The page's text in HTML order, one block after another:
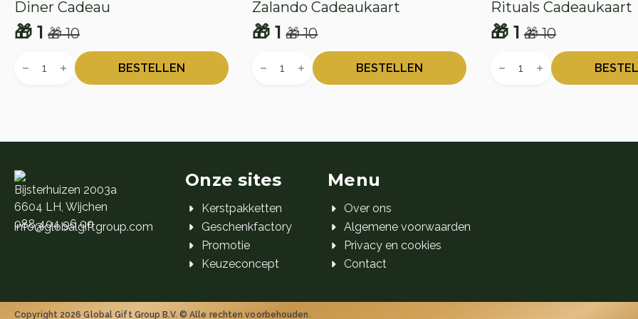
Diner Cadeau
🎁10
Oorspronkelijke
prijs
🎁 1
Huidige
prijs
Cadeau
BESTELLEN
Zalando Cadeaukaart
🎁10
Oorspronkelijke
prijs
🎁 1
Huidige
prijs
Cadeaukaart
BESTELLEN
Rituals Cadeaukaart
🎁10
Oorspronkelijke
prijs
🎁1
Huidige
prijs
Cadeaukaart
Bijsterhuizen 2003a
6604 LH, Wijchen
088 404 96 00
info@globalgiftgroup.com
Onze sites
Kerstpakketten
Geschenkfactory
Promotie
Keuzeconcept
Menu
Over ons
Algemene voorwaarden
Privacy en cookies
Contact
Copyright 2026 Global Gift Group B.V. © Alle rechten voorbehouden.